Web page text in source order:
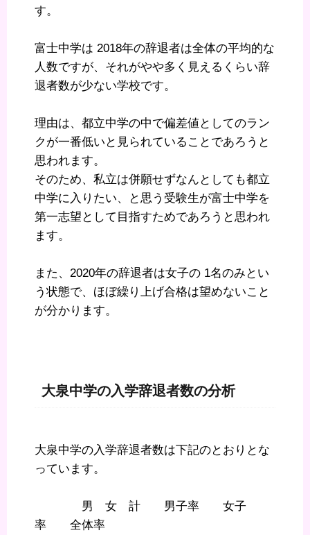
す。
富士中学は 2018年の辞退者は全体の平均的な
人数ですが、それがやや多く見えるくらい辞
退者数が少ない学校です。
理由は、都立中学の中で偏差値としてのラン
クが一番低いと見られていることであろうと
思われます。
そのため、私立は併願せずなんとしても都立
中学に入りたい、と思う受験生が富士中学を
第一志望として目指すためであろうと思われ
ます。
また、2020年の辞退者は女子の 1名のみとい
う状態で、ほぼ繰り上げ合格は望めないこと
が分かります。
大泉中学の入学辞退者数の分析
大泉中学の入学辞退者数は下記のとおりとな
っています。
男 女 計 男子率 女子
率 全体率